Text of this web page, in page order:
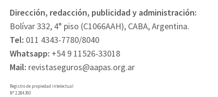
Dirección, redacción, publicidad y administración:
Bolívar 332, 4° piso (C1066AAH), CABA, Argentina.
Tel: 011 4343-7780/8040
Whatsapp: +54 9 11526-33018
Mail: revistaseguros@aapas.org.ar
Registro de propiedad intelectual
N° 2.284.393